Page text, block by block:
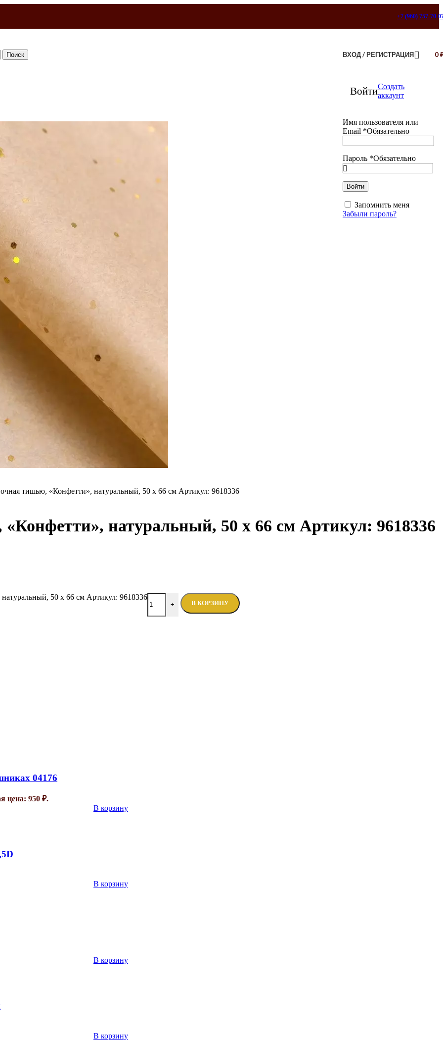
+7 (960) 757-70-
Поиск ВХОД / РЕГИСТРАЦИЯ
ВойтиСоздать
аккаунт
Имя пользователя или
Email *Обязательно
Пароль *Обязательно
Войти
Забыли пароль?
Запомнить меня
0
тишью, «Конфетти», натуральный, 50 х 66 см Артикул: 9618336
натуральный, 50 х 66 см Артикул: 9618336
50 х 66 см Артикул: 9618336
+ В КОРЗИНУ
04176
цена: 950 ₽.
В корзину
В корзину
В корзину
В корзину